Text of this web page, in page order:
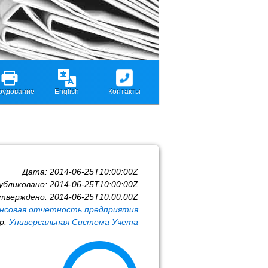
English Контакты
Дата: 2014-06-25T10:00:00Z
2014-06-25T10:00:00Z
2014-06-25T10:00:00Z
отчетность предприятия
Универсальная Система Учета